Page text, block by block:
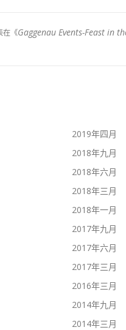
在《Gaggenau Events-Feast in
2019年四月
2018年九月
2018年六月
2018年三月
2018年一月
2017年九月
2017年六月
2017年三月
2016年三月
2014年九月
2014年三月